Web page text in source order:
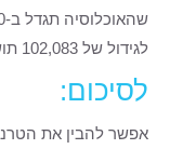
לגידול של 102,083 תושבים בקייפ קוראל עד שנת 2020.
לסיכום:
אפשר להבין את